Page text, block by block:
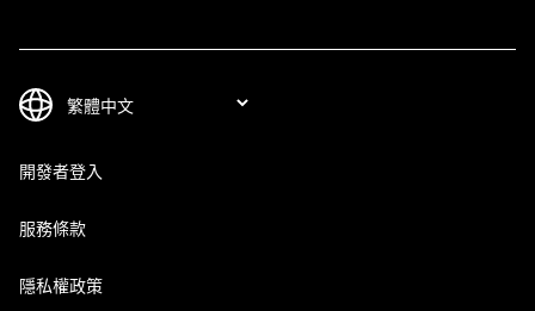
開發者登入
服務條款
隱私權政策